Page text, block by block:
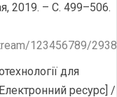
2019. – С. 499–506.
123456789/
для
ресурс] /